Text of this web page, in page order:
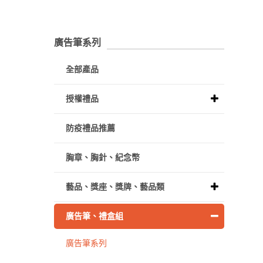
廣告筆系列
全部產品
授權禮品
防疫禮品推薦
胸章、胸針、紀念幣
藝品、獎座、獎牌、藝品類
廣告筆、禮盒組
廣告筆系列